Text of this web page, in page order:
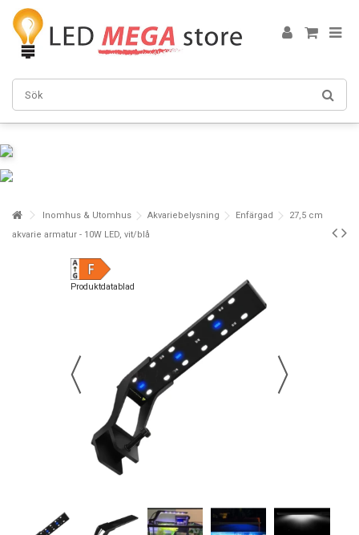
Inomhus & Utomhus Akvariebelysning Enfärgad
27,5 cm
akvarie armatur - 10W LED, vit/blå
Produktdatablad